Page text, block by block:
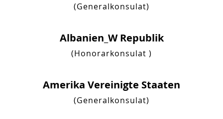
(Generalkonsulat)
Albanien_W Republik
(Honorarkonsulat )
Amerika Vereinigte Staaten
(Generalkonsulat)